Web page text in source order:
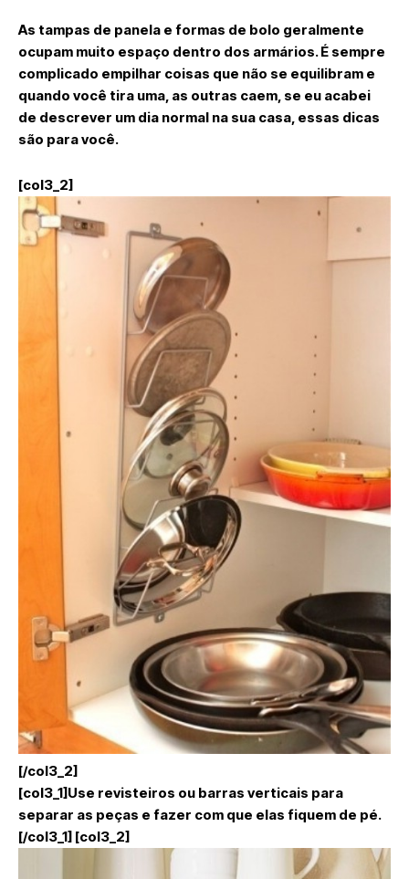
As tampas de panela e formas de bolo geralmente
ocupam muito espaço dentro dos armários. É sempre
complicado empilhar coisas que não se equilibram e
quando você tira uma, as outras caem, se eu acabei
de descrever um dia normal na sua casa, essas dicas
são para você.
[col3_2]
[/col3_2]
[col3_1]Use revisteiros ou barras verticais para
separar as peças e fazer com que elas fiquem de pé.
[/col3_1] [col3_2]